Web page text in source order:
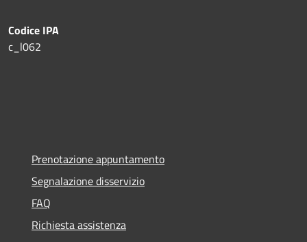
Codice IPA
c_l062
Prenotazione appuntamento
Segnalazione disservizio
FAQ
Richiesta assistenza